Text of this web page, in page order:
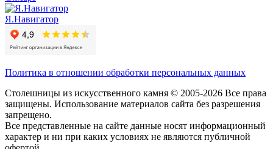
Я.Навигатор
Политика в отношении обработки персональных данных
Столешницы из искусственного камня © 2005-2026 Все права
защищены. Использование материалов сайта без разрешения
запрещено.
Все представленные на сайте данные носят информационный
характер и ни при каких условиях не являются публичной